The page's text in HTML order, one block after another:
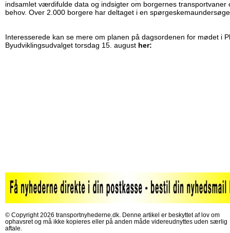
indsamlet værdifulde data og indsigter om borgernes transportvaner
behov. Over 2.000 borgere har deltaget i en
Interesserede kan se mere om planen på dagsordenen for mødet i
Byudviklingsudvalget torsdag 15. august her:
© Copyright 2026 transportnyhederne.dk. Denne artikel er beskyttet af lov om
ophavsret og må ikke kopieres eller på anden måde videreudnyttes uden særlig
aftale.